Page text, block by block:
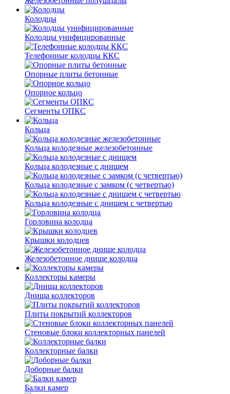
Колодцы
Колодцы унифицированные
Телефонные колодцы ККС
Опорные плиты бетонные
Опорное кольцо
Сегменты ОПКС
Кольца
Кольца колодезные железобетонные
Кольца колодезные с днищем
Кольца колодезные с замком (с четвертью)
Кольца колодезные с днищем с четвертью
Горловина колодца
Крышки колодцев
Железобетонное днище колодца
Коллекторы камеры
Днища коллекторов
Плиты покрытий коллекторов
Стеновые блоки коллекторных панелей
Коллекторные балки
Доборные балки
Балки камер